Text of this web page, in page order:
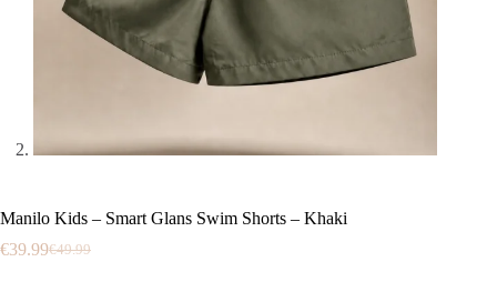
Manilo Kids – Smart Glans Swim Shorts – Khaki
€49.99
Oorspronkelijke
€39.99Huidige